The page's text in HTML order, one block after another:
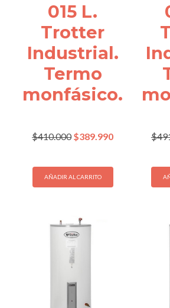
015 L.
Trotter
Industrial.
Termo
monfásico.
$410.000 El
$410.000.
$389.990El
es:
$389.990.
AÑADIR AL CARRITO
$